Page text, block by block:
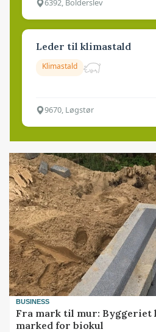
6392, Bolderslev
Leder til klimastald
Klimastald
9670, Løgstør
BUSINESS
Fra mark til mur: Byggeriet
marked for biokul